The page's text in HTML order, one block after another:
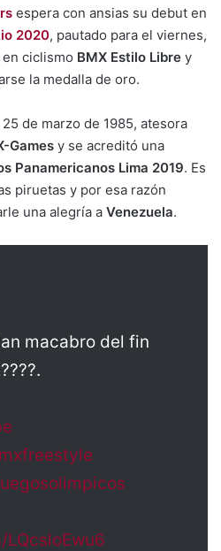
espera con ansias su debut en
2020, pautado para el viernes,
ciclismo BMX Estilo Libre y
la medalla de oro.
de marzo de 1985, atesora
Games y se acreditó una
Panamericanos Lima 2019. Es
piruetas y por esa razón
una alegría a Venezuela.
macabro del fin